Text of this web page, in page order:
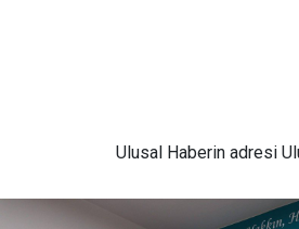
Ulusal Haberin adresi